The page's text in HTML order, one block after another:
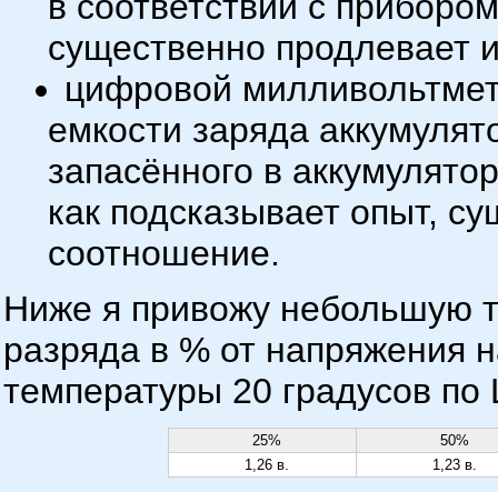
существенно продлевает
цифровой
емкости заряда
запасённого в
как подсказывает опыт,
соотношение.
Ниже я привожу небольшую
разряда в % от напряжения
температуры 20 градусов
25%
50%
1,26 в.
1,23 в.